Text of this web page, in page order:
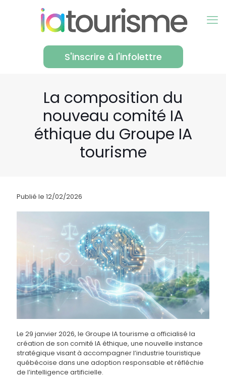
S'inscrire à l'infolettre
La composition du
nouveau comité IA
éthique du Groupe IA
tourisme
Publié le 12/02/2026
Le 29 janvier 2026, le Groupe IA tourisme a officialisé la
création de son comité IA éthique, une nouvelle instance
stratégique visant à accompagner l’industrie touristique
québécoise dans une adoption responsable et réfléchie
de l’intelligence artificielle.